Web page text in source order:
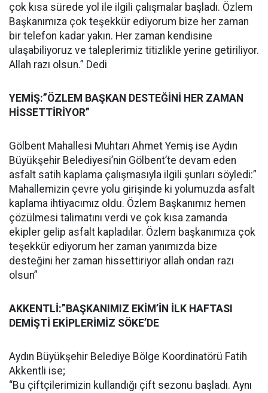
çok kısa sürede yol ile ilgili çalışmalar başladı. Özlem
Başkanımıza çok teşekkür ediyorum bize her zaman
bir telefon kadar yakın. Her zaman kendisine
ulaşabiliyoruz ve taleplerimiz titizlikle yerine getiriliyor.
Allah razı olsun.” Dedi
YEMİŞ:”ÖZLEM BAŞKAN DESTEĞİNİ HER ZAMAN
HİSSETTİRİYOR”
Gölbent Mahallesi Muhtarı Ahmet Yemiş ise Aydın
Büyükşehir Belediyesi’nin Gölbent’te devam eden
asfalt satih kaplama çalışmasıyla ilgili şunları söyledi:”
Mahallemizin çevre yolu girişinde ki yolumuzda asfalt
kaplama ihtiyacımız oldu. Özlem Başkanımız hemen
çözülmesi talimatını verdi ve çok kısa zamanda
ekipler gelip asfalt kapladılar. Özlem başkanımıza çok
teşekkür ediyorum her zaman yanımızda bize
desteğini her zaman hissettiriyor allah ondan razı
olsun”
AKKENTLİ:”BAŞKANIMIZ EKİM’İN İLK HAFTASI
DEMİŞTİ EKİPLERİMİZ SÖKE’DE
Aydın Büyükşehir Belediye Bölge Koordinatörü Fatih
Akkentli ise;
“Bu çiftçilerimizin kullandığı çift sezonu başladı. Aynı